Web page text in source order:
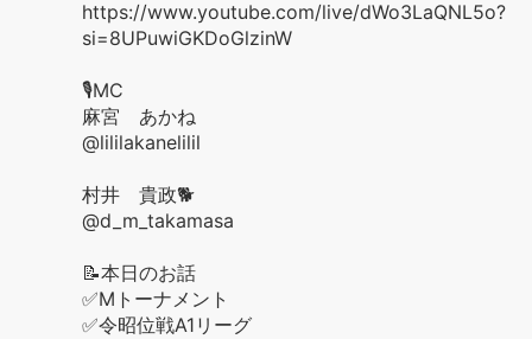
https://www.youtube.com/live/dWo3LaQNL5o?
si=8UPuwiGKDoGlzinW
🎙️MC
麻宮 あかね
@lililakanelilil
村井 貴政🐕
@d_m_takamasa
📝本日のお話
✅Mトーナメント
✅令昭位戦A1リーグ